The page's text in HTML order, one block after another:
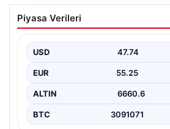
‘Trakya İlkeren’de hasat
1991’den beri üreticinin
Piyasa Verileri
USD 47.74
EUR 55.25
ALTIN 6660.6
BTC 3091071